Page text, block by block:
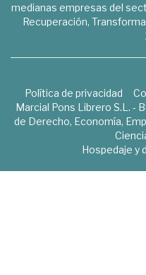
medianas empresas del
Recuperación,
Política de privacidad
Marcial Pons Librero S.L. -
de Derecho, Economía,
Hospedaje y